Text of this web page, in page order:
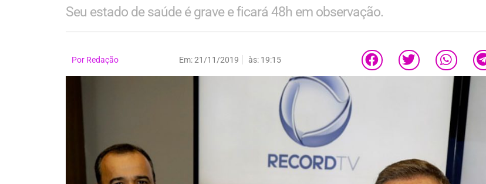
Seu estado de saúde é grave e ficará 48h em observação.
Por Redação Em:21/11/2019 às: 19:15